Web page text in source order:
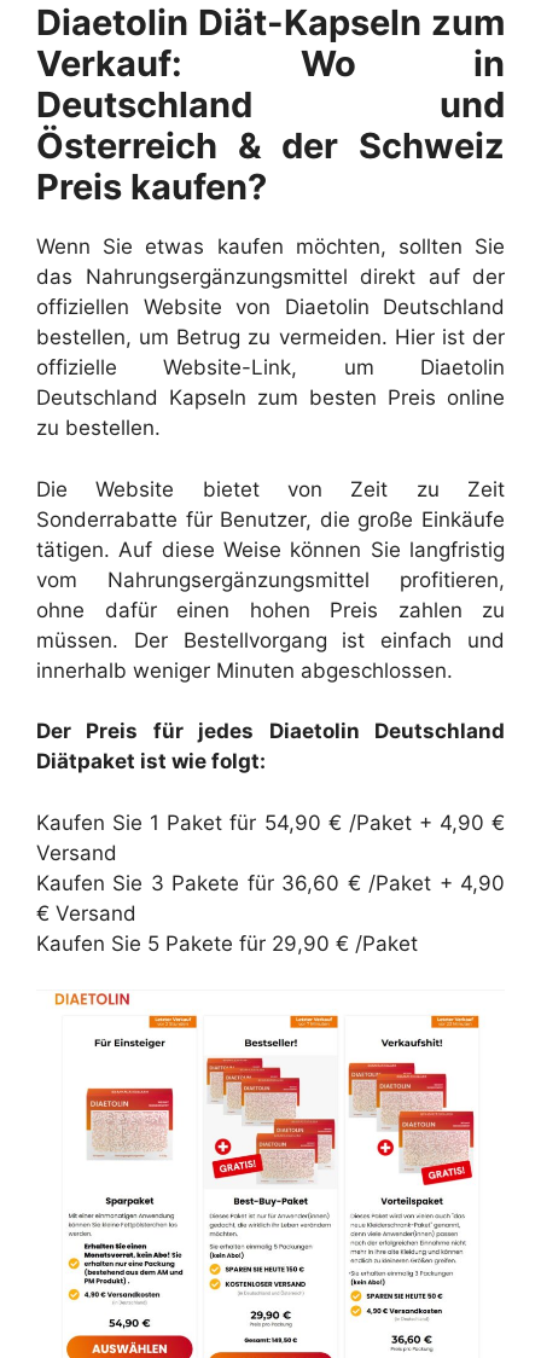
Diaetolin Diät-Kapseln zum
Verkauf: Wo in
Deutschland und
Österreich & der Schweiz
Preis kaufen?
Wenn Sie etwas kaufen möchten, sollten Sie
das Nahrungsergänzungsmittel direkt auf der
offiziellen Website von Diaetolin Deutschland
bestellen, um Betrug zu vermeiden. Hier ist der
offizielle Website-Link, um Diaetolin
Deutschland Kapseln zum besten Preis online
zu bestellen.
Die Website bietet von Zeit zu Zeit
Sonderrabatte für Benutzer, die große Einkäufe
tätigen. Auf diese Weise können Sie langfristig
vom Nahrungsergänzungsmittel profitieren,
ohne dafür einen hohen Preis zahlen zu
müssen. Der Bestellvorgang ist einfach und
innerhalb weniger Minuten abgeschlossen.
Der Preis für jedes Diaetolin Deutschland
Diätpaket ist wie folgt:
Kaufen Sie 1 Paket für 54,90 € /Paket + 4,90 €
Versand
Kaufen Sie 3 Pakete für 36,60 € /Paket + 4,90
€ Versand
Kaufen Sie 5 Pakete für 29,90 € /Paket